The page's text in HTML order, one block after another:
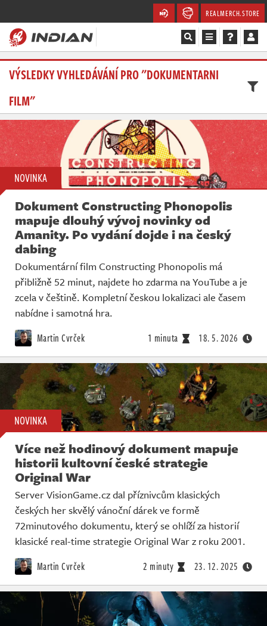
REALMERCH.STORE
Magazín
Recenze
Videa
Soutěže
Databáze
Komunita
Redakce
Živě
VÝSLEDKY VYHLEDÁVÁNÍ PRO "DOKUMENTARNI
FILM"
NOVINKA
Dokument Constructing Phonopolis
mapuje dlouhý vývoj novinky od
Amanity. Po vydání dojde i na český
dabing
Dokumentární film Constructing Phonopolis má
přibližně 52 minut, najdete ho zdarma na YouTube a je
zcela v češtině. Kompletní českou lokalizaci ale časem
nabídne i samotná hra.
Martin Cvrček 1 minuta 18. 5. 2026
NOVINKA
Více než hodinový dokument mapuje
historii kultovní české strategie
Original War
Server VisionGame.cz dal příznivcům klasických
českých her skvělý vánoční dárek ve formě
72minutového dokumentu, který se ohlíží za historií
klasické real-time strategie Original War z roku 2001.
Martin Cvrček 2 minuty 23. 12. 2025